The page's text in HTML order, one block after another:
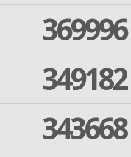
369996
349182
343668